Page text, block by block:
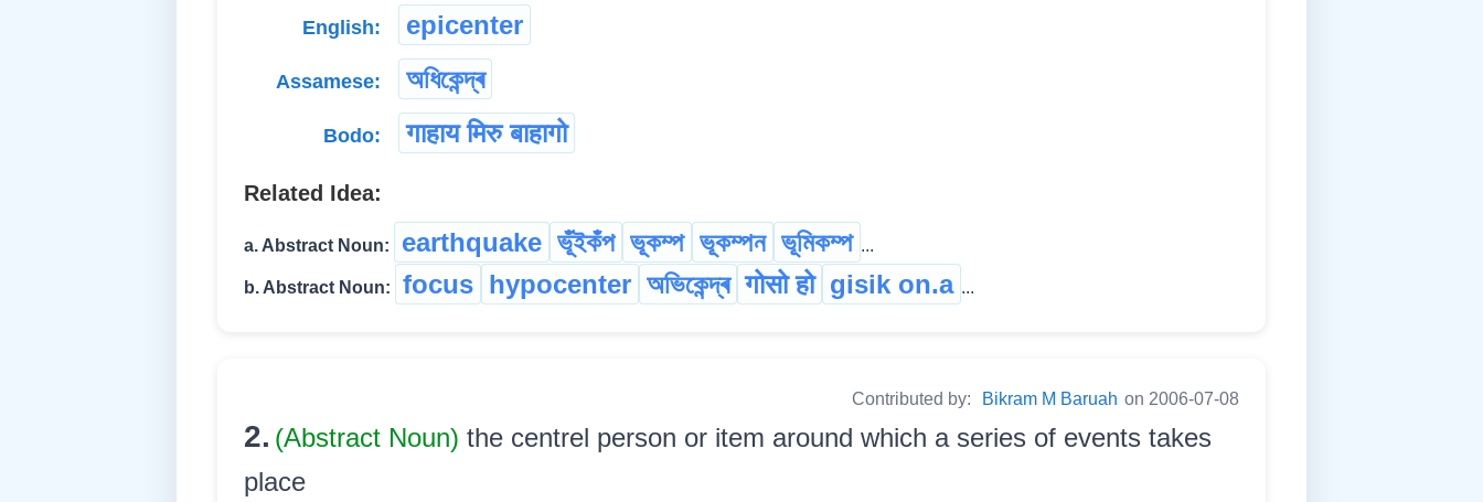
English: epicenter
Assamese: অধিকেন্দ্ৰ
Bodo: गाहाय मिरु बाहागो
Related Idea:
a. Abstract Noun: earthquake ভূঁইকঁপ ভূকম্প ভূকম্পন ভূমিকম্প ...
b. Abstract Noun: focus hypocenter অভিকেন্দ্ৰ गोसो हो gisik on.a ...
Contributed by: Bikram M Baruah on 2006-07-08
2. (Abstract Noun) the centrel person or item around which a series of events takes
place